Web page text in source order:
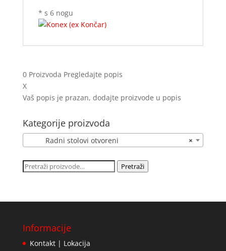
* s 6 nogu
0Proizvoda Pregledajte popis
X
Vaš popis je prazan, dodajte proizvode u popis
Kategorije proizvoda
×
Radni stolovi otvoreni
Pretraži: Pretraži
Informacije
Kontakt | Lokacija